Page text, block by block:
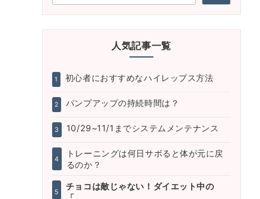
人気記事一覧
1 初心者におすすめなハイレップス方法
2 パンプアップの持続時間は？
3 10/29~11/1までシステムメンテナンス
4
トレーニングは何日サボると体が元に戻
るのか？
5
チョコは敵じゃない！ダイエット中の